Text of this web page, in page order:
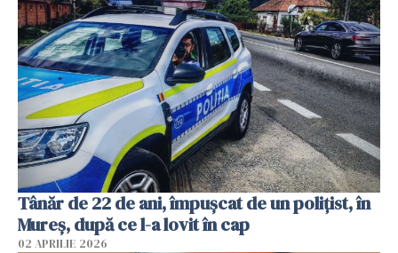
Tânăr de 22 de ani, împușcat de un polițist, în
Mureș, după ce l-a lovit în cap
02 APRILIE 2026